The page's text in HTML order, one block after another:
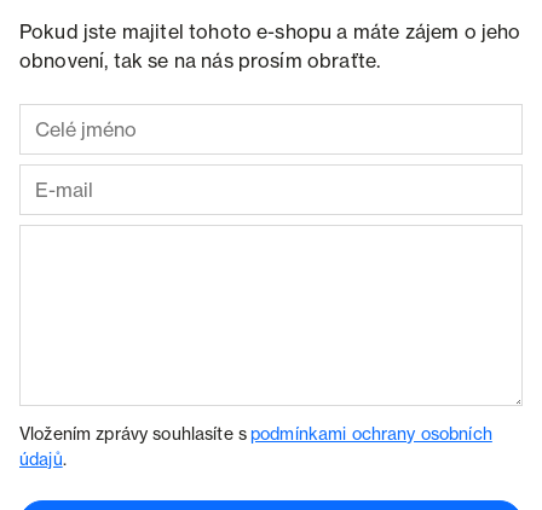
Pokud jste majitel tohoto e-shopu a máte zájem o jeho
obnovení, tak se na nás prosím obraťte.
Vložením zprávy souhlasíte spodmínkami ochrany osobních
údajů.